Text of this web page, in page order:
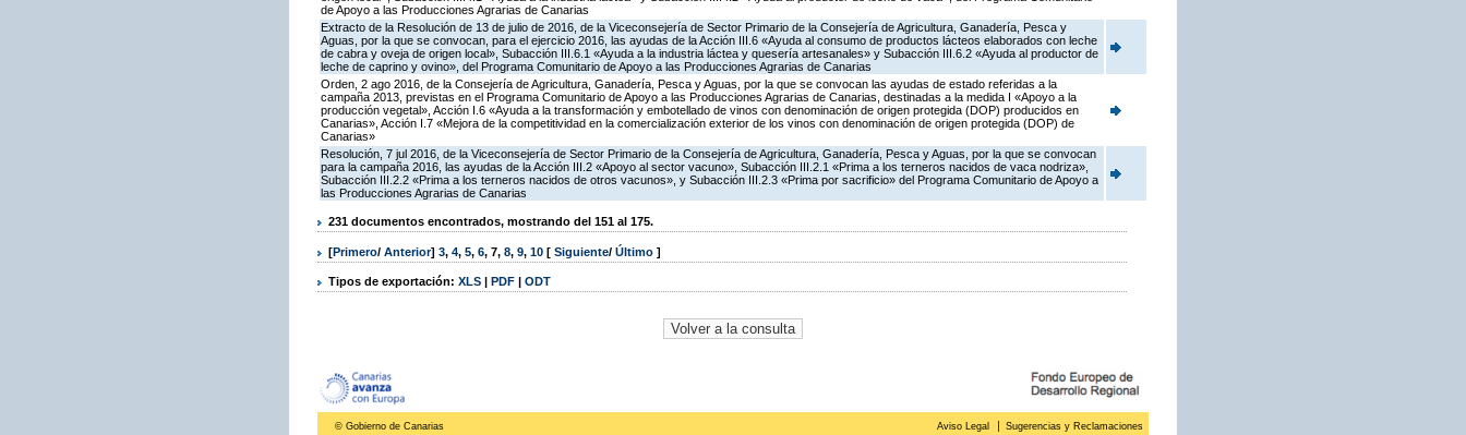
de Apoyo a las Producciones Agrarias de Canarias
Extracto de la Resolución de 13 de julio de 2016, de la Viceconsejería de Sector Primario de la Consejería de Agricultura, Ganadería, Pesca y
Aguas, por la que se convocan, para el ejercicio 2016, las ayudas de la Acción III.6 «Ayuda al consumo de productos lácteos elaborados con leche
de cabra y oveja de origen local», Subacción III.6.1 «Ayuda a la industria láctea y quesería artesanales» y Subacción III.6.2 «Ayuda al productor de
leche de caprino y ovino», del Programa Comunitario de Apoyo a las Producciones Agrarias de Canarias
Orden, 2 ago 2016, de la Consejería de Agricultura, Ganadería, Pesca y Aguas, por la que se convocan las ayudas de estado referidas a la
campaña 2013, previstas en el Programa Comunitario de Apoyo a las Producciones Agrarias de Canarias, destinadas a la medida I «Apoyo a la
producción vegetal», Acción I.6 «Ayuda a la transformación y embotellado de vinos con denominación de origen protegida (DOP) producidos en
Canarias», Acción I.7 «Mejora de la competitividad en la comercialización exterior de los vinos con denominación de origen protegida (DOP) de
Canarias»
Resolución, 7 jul 2016, de la Viceconsejería de Sector Primario de la Consejería de Agricultura, Ganadería, Pesca y Aguas, por la que se convocan
para la campaña 2016, las ayudas de la Acción III.2 «Apoyo al sector vacuno», Subacción III.2.1 «Prima a los terneros nacidos de vaca nodriza»,
Subacción III.2.2 «Prima a los terneros nacidos de otros vacunos», y Subacción III.2.3 «Prima por sacrificio» del Programa Comunitario de Apoyo a
las Producciones Agrarias de Canarias
231 documentos encontrados, mostrando del 151 al 175.
[Primero/ Anterior] 3, 4, 5, 6, 7, 8, 9, 10 [ Siguiente/ Último ]
Tipos de exportación: XLS | PDF | ODT
© Gobierno de Canarias Aviso Legal Sugerencias y Reclamaciones